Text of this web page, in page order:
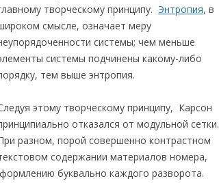
творческому принципу. Энтропия, в
смысле, означает меру
системы; чем меньше
системы подчинены какому-либо
тем выше энтропия.
этому творческому принципу, Карсон
отказался от модульной сетки.
разном, порой совершенно контрастном
содержании материалов номера,
буквально каждого разворота.